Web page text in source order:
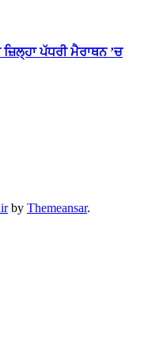
ਪੱਧਰੀ ਮੈਰਾਥਨ ’ਚ
by Themeansar.